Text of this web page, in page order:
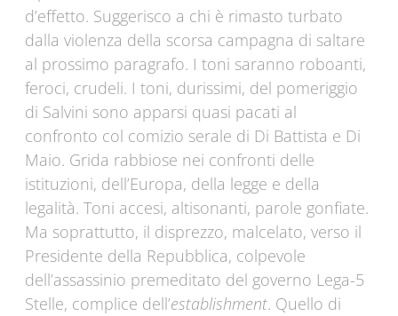
d’effetto. Suggerisco a chi è rimasto turbato
dalla violenza della scorsa campagna di saltare
al prossimo paragrafo. I toni saranno roboanti,
feroci, crudeli. I toni, durissimi, del pomeriggio
di Salvini sono apparsi quasi pacati al
confronto col comizio serale di Di Battista e Di
Maio. Grida rabbiose nei confronti delle
istituzioni, dell’Europa, della legge e della
legalità. Toni accesi, altisonanti, parole gonfiate.
Ma soprattutto, il disprezzo, malcelato, verso il
Presidente della Repubblica, colpevole
dell’assassinio premeditato del governo Lega-5
Stelle, complice dell’establishment. Quello di